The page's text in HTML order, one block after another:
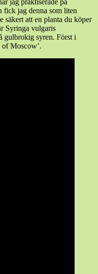
jag praktiserade på
fick jag denna som liten
säkert att en planta du köper
Syringa vulgaris
gulbrokig syren. Först i
of Moscow’.